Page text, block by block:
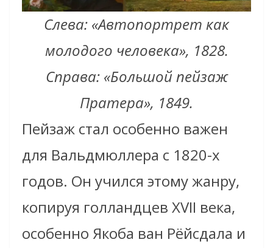
Слева: «Автопортрет как
молодого человека», 1828.
Справа: «Большой пейзаж
Пратера», 1849.
Пейзаж стал особенно важен
для Вальдмюллера с 1820-х
годов. Он учился этому жанру,
копируя голландцев XVII века,
особенно Якоба ван Рёйсдала и